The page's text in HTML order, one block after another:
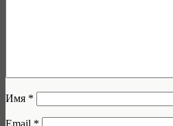
Имя *